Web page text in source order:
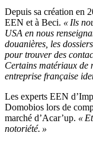
Depuis sa création en
EEN et à Beci. « Ils
USA en nous
douanières, les
pour trouver des
Certains matériaux de
entreprise française
Les experts EEN
Domobios lors de
marché d’Acar’up. «
notoriété. »